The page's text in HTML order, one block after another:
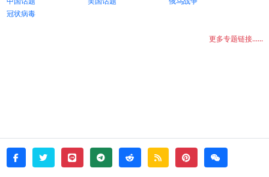
冠状病毒
更多专题链接......
facebook
twitter line telegramreddit rss pinterestweixin